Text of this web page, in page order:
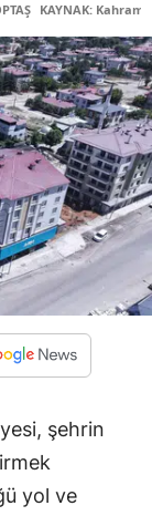
KAYNAK:
şehrin
yol ve